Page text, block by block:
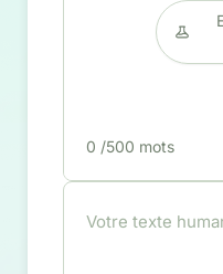
0 /500 mots
Votre texte